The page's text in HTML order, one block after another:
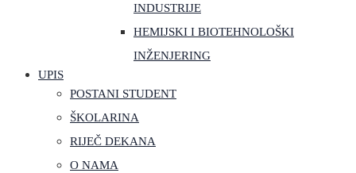
INDUSTRIJE
HEMIJSKI I BIOTEHNOLOŠKI
INŽENJERING
UPIS
POSTANI STUDENT
ŠKOLARINA
RIJEČ DEKANA
O NAMA